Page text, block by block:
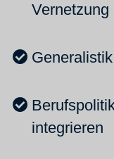
Vernetzung
integrieren